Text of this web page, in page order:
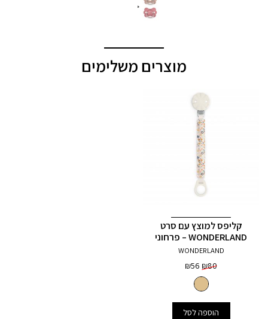
מוצרים משלימים
קליפס למוצץ עם סרט
WONDERLAND – פרחוני
WONDERLAND
₪80
המחיר
המקורי
היה:
₪80.
₪56
₪56.
הוספה לסל